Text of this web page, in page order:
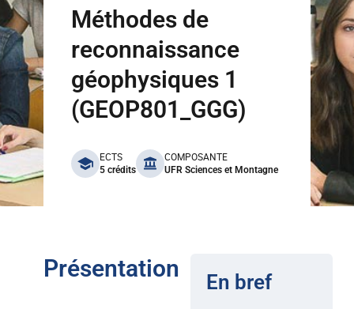
Méthodes de
reconnaissance
géophysiques 1
(GEOP801_GGG)
benefits
ECTS
5 crédits
COMPOSANTE
UFR Sciences et Montagne
Présentation En bref